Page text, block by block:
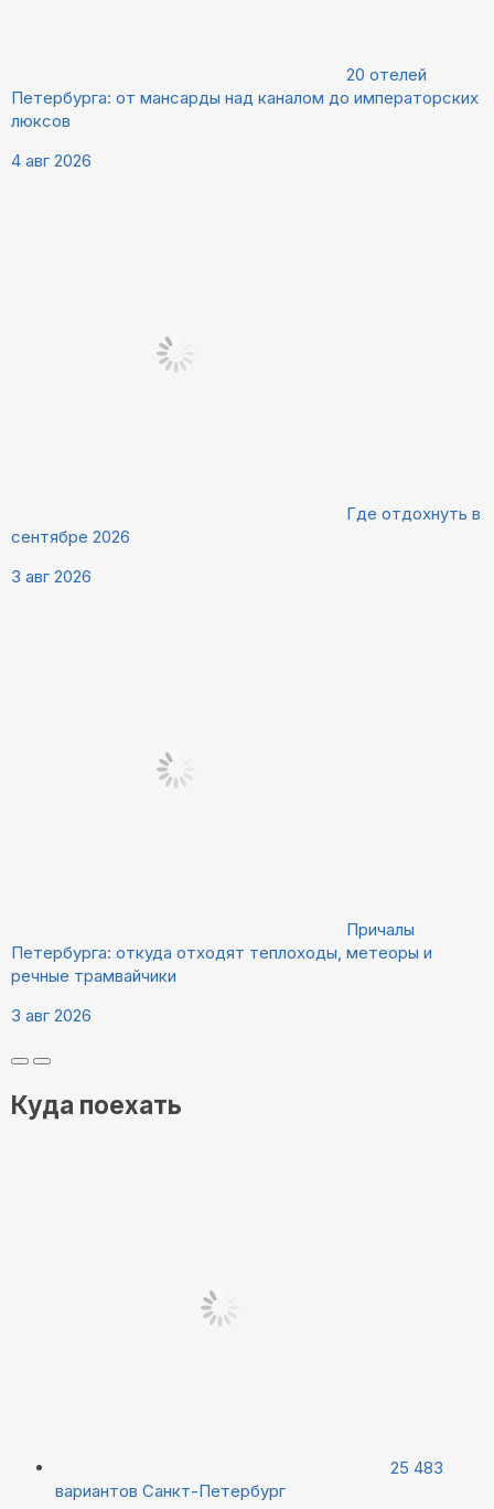
20 отелей
Петербурга: от мансарды над каналом до императорских
люксов
4 авг 2026
Где отдохнуть в
сентябре 2026
3 авг 2026
Причалы
Петербурга: откуда отходят теплоходы, метеоры и
речные трамвайчики
3 авг 2026
Куда поехать
25 483
вариантов Санкт-Петербург